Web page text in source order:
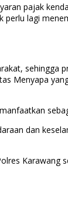
pajak
lagi
sehingga
Menyapa
dan